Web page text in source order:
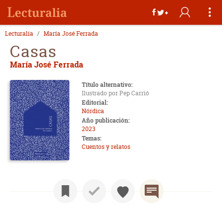
Lecturalia María José Ferrada
Casas
María José Ferrada
Título alternativo:
Ilustrado por Pep Carrió
Editorial:
Nórdica
Año publicación:
2023
Temas:
Cuentos y relatos